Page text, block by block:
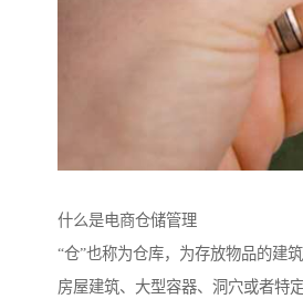
什么是电商仓储管理
“仓”也称为仓库，为存放物品的建
房屋建筑、大型容器、洞穴或者特